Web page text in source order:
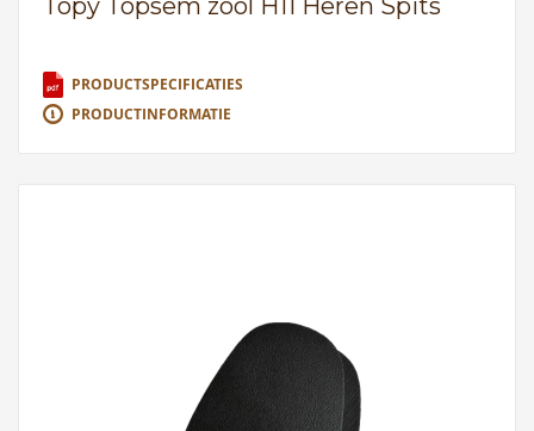
PRODUCTSPECIFICATIES
PRODUCTINFORMATIE